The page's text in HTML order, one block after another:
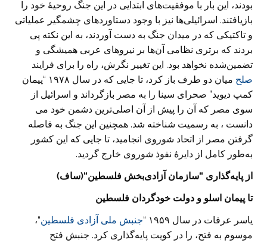
بودند، این بار با موفقیت‌های ابتدایی در این جنگ روحیهٔ خود را
بازیافتند. اسرائیلی‌ها نیز با وجود دستاوردهای چشمگیر عملیاتی
و تاکتیکی که در میدان جنگ به دست آوردند، به این نکته پی
بردند که برتری نظامی آن‌ها بر نیروهای عربی همیشگی و
تضمین‌شده نخواهد بود. این تغییر نگرش، راه را برای فرایند
صلح
میان دو طرف باز کرد، تا جایی که در سال ۱۹۷۸ “پیمان
کمپ دیوید” صحرای سینا را به مصر بازگرداند و اسرائیل از
سوی مصر که آن را پیش از آن اصلی‌ترین دشمن خود می
دانست ، به رسمیت شناخته شد. همچنین این جنگ به فاصله
گرفتن مصر از اتحاد شوروی انجامید، تا جایی که این کشور
به‌طور کامل از دایرهٔ نفوذ شوروی خارج گردید.
از پایهگذاری “سازمان آزادیبخش فلسطین“(ساف)
تا پیمان اسلو و دولت خودگردان فلسطین
یاسر عرفات در سال ۱۹۵۹ “
جنبش ملی آزادی فلسطین“،
موسوم به فتح، را در کویت پایه‌گذاری کرد. جنبش فتح